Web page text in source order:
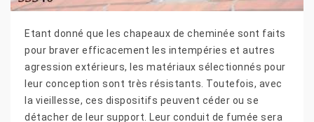
Etant donné que les chapeaux de cheminée sont faits
pour braver efficacement les intempéries et autres
agression extérieurs, les matériaux sélectionnés pour
leur conception sont très résistants. Toutefois, avec
la vieillesse, ces dispositifs peuvent céder ou se
détacher de leur support. Leur conduit de fumée sera